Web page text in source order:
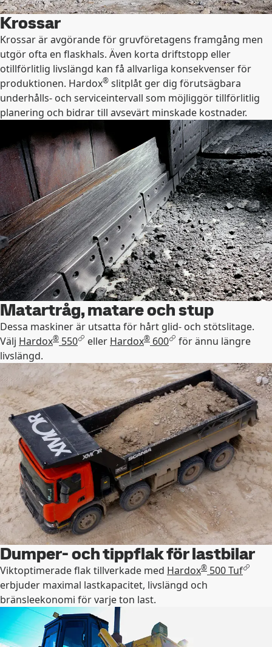
Krossar
Krossar är avgörande för gruvföretagens framgång men
utgör ofta en flaskhals. Även korta driftstopp eller
otillförlitlig livslängd kan få allvarliga konsekvenser för
produktionen. Hardox® slitplåt ger dig förutsägbara
underhålls- och serviceintervall som möjliggör tillförlitlig
planering och bidrar till avsevärt minskade kostnader.
Matartråg, matare och stup
Dessa maskiner är utsatta för hårt glid- och stötslitage.
Välj Hardox® 550 eller Hardox® 600
för ännu längre
livslängd.
Dumper- och tippflak för lastbilar
Viktoptimerade flak tillverkade med Hardox® 500 Tuf
erbjuder maximal lastkapacitet, livslängd och
bränsleekonomi för varje ton last.